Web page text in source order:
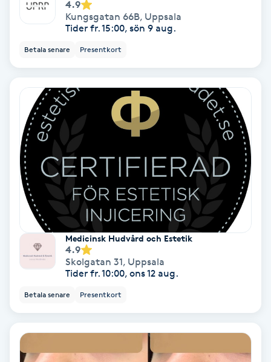
Makeup
Manikyr & Pedikyr
Massage
Medial vägledning
Medicinsk massage
Meditation
Melasma
4.9
Kungsgatan 66B, Uppsala
Tider fr. 15:00, sön 9 aug.
Betala senare Presentkort
Medicinsk Hudvård och Estetik
4.9
Skolgatan 31, Uppsala
Tider fr. 10:00, ons 12 aug.
Betala senare Presentkort